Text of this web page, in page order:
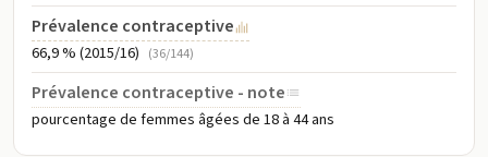
Prévalence contraceptive
66,9 % (2015/16) (36/144)
Prévalence contraceptive - note
pourcentage de femmes âgées de 18 à 44 ans